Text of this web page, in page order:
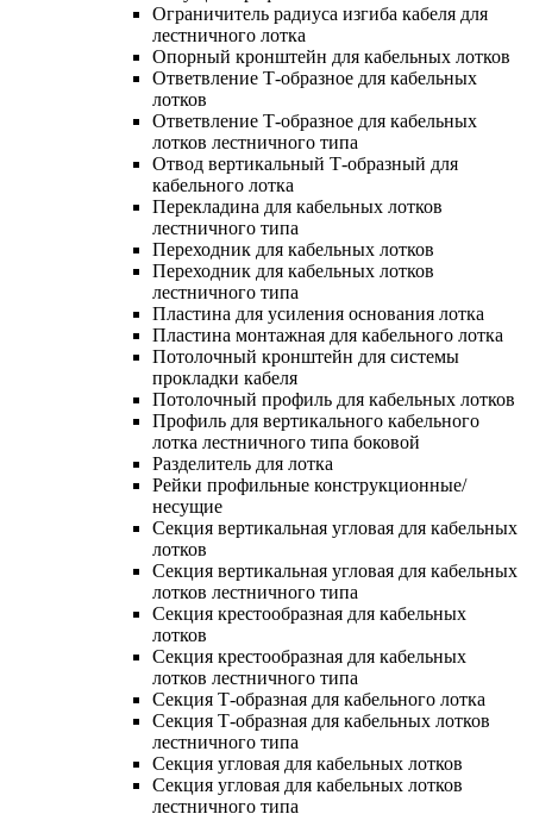
Ограничитель радиуса изгиба кабеля для
лестничного лотка
Опорный кронштейн для кабельных лотков
Ответвление Т-образное для кабельных
лотков
Ответвление Т-образное для кабельных
лотков лестничного типа
Отвод вертикальный Т-образный для
кабельного лотка
Перекладина для кабельных лотков
лестничного типа
Переходник для кабельных лотков
Переходник для кабельных лотков
лестничного типа
Пластина для усиления основания лотка
Пластина монтажная для кабельного лотка
Потолочный кронштейн для системы
прокладки кабеля
Потолочный профиль для кабельных лотков
Профиль для вертикального кабельного
лотка лестничного типа боковой
Разделитель для лотка
Рейки профильные конструкционные/
несущие
Секция вертикальная угловая для кабельных
лотков
Секция вертикальная угловая для кабельных
лотков лестничного типа
Секция крестообразная для кабельных
лотков
Секция крестообразная для кабельных
лотков лестничного типа
Секция Т-образная для кабельного лотка
Секция Т-образная для кабельных лотков
лестничного типа
Секция угловая для кабельных лотков
Секция угловая для кабельных лотков
лестничного типа